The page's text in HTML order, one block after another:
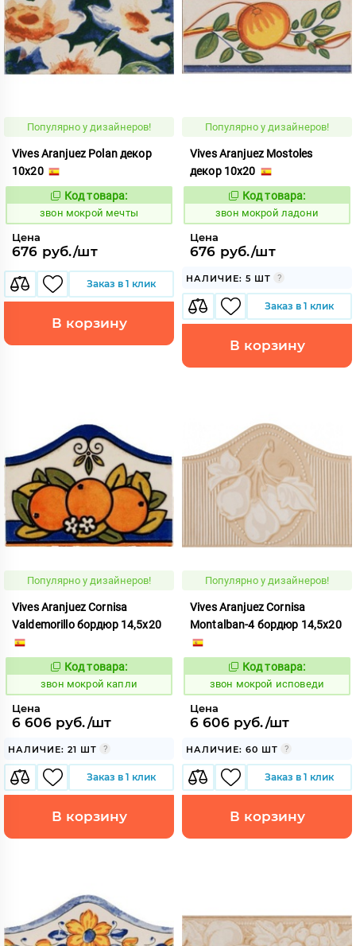
Популярно у дизайнеров!
Vives Aranjuez Polan декор
10x20
460426
Код товара:
звон мокрой мечты
Цена
676 руб./шт
Заказ в 1 клик
В корзину
Популярно у дизайнеров!
Vives Aranjuez Mostoles
декор 10x20
460417
Код товара:
звон мокрой ладони
Цена
676 руб./шт
НАЛИЧИЕ: 5 ШТ
Заказ в 1 клик
В корзину
Популярно у дизайнеров!
Vives Aranjuez Cornisa
Valdemorillo бордюр 14,5x20
460412
Код товара:
звон мокрой капли
Цена
6 606 руб./шт
НАЛИЧИЕ: 21 ШТ
Заказ в 1 клик
В корзину
Популярно у дизайнеров!
Vives Aranjuez Cornisa
Montalban-4 бордюр 14,5x20
460410
Код товара:
звон мокрой исповеди
Цена
6 606 руб./шт
НАЛИЧИЕ: 60 ШТ
Заказ в 1 клик
В корзину